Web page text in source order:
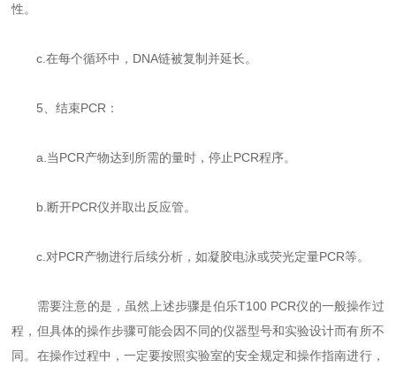
性。
c.在每个循环中，DNA链被复制并延长。
5、结束PCR：
a.当PCR产物达到所需的量时，停止PCR程序。
b.断开PCR仪并取出反应管。
c.对PCR产物进行后续分析，如凝胶电泳或荧光定量PCR等。
需要注意的是，虽然上述步骤是伯乐T100 PCR仪的一般操作过
程，但具体的操作步骤可能会因不同的仪器型号和实验设计而有所不
同。在操作过程中，一定要按照实验室的安全规定和操作指南进行，